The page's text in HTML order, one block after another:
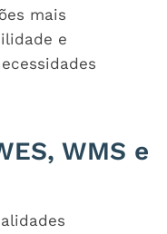
mais
e
WMS e